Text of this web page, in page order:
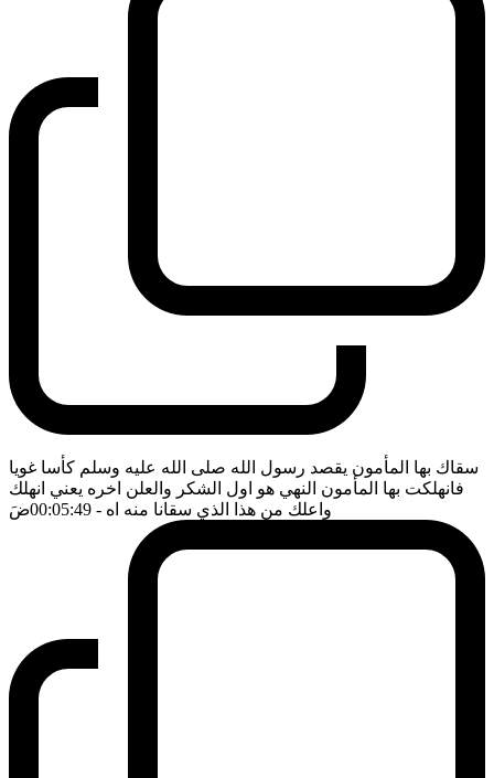
سقاك بها المأمون يقصد رسول الله صلى الله عليه وسلم كأسا غويا
فانهلكت بها المأمون النهي هو اول الشكر والعلن اخره يعني انهلك
واعلك من هذا الذي سقانا منه اه - 00:05:49 ضَ